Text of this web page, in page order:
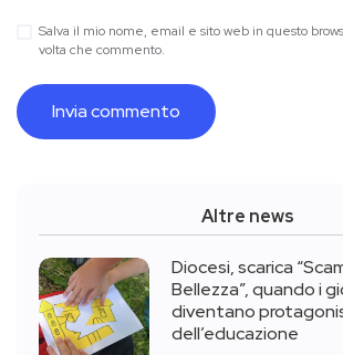
Salva il mio nome, email e sito web in questo
volta che commento.
Altre news
Diocesi, scarica
Bellezza”, quando i
diventano
dell’educazione